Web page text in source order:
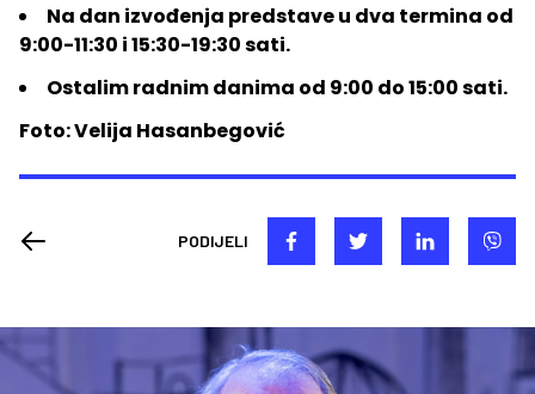
Na dan izvođenja predstave u dva termina od
9:00-11:30 i 15:30-19:30 sati.
Ostalim radnim danima od 9:00 do 15:00 sati.
Foto: Velija Hasanbegović
PODIJELI